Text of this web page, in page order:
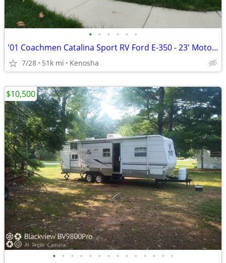
• • • • • •
'01 Coachmen Catalina Sport RV Ford E-350 - 23' Motorhome
7/28 51k mi Kenosha
• • • • • • • • • • • • • •
$10,500